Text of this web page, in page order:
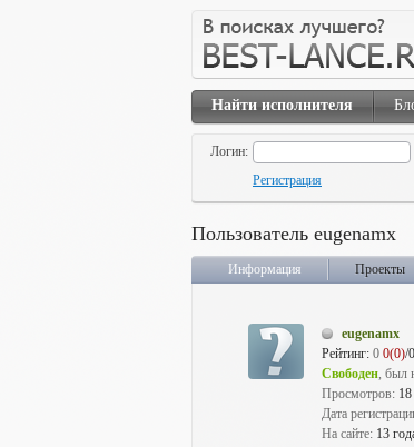
Найти исполнителя
Логин:
Регистрация
Пользователь eugenamx
Информация Проекты
eugenamx
Рейтинг: 0 0(0)/
Свободен, был
Просмотров: 18
Дата
На сайте: 13